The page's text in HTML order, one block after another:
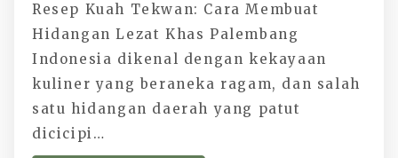
Resep Kuah Tekwan: Cara Membuat
Hidangan Lezat Khas Palembang
Indonesia dikenal dengan kekayaan
kuliner yang beraneka ragam, dan salah
satu hidangan daerah yang patut
dicicipi…